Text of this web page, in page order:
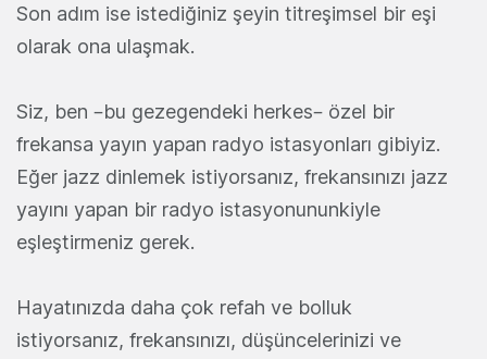
Son adım ise istediğiniz şeyin titreşimsel bir eşi
olarak ona ulaşmak.
Siz, ben –bu gezegendeki herkes– özel bir
frekansa yayın yapan radyo istasyonları gibiyiz.
Eğer jazz dinlemek istiyorsanız, frekansınızı jazz
yayını yapan bir radyo istasyonununkiyle
eşleştirmeniz gerek.
Hayatınızda daha çok refah ve bolluk
istiyorsanız, frekansınızı, düşüncelerinizi ve